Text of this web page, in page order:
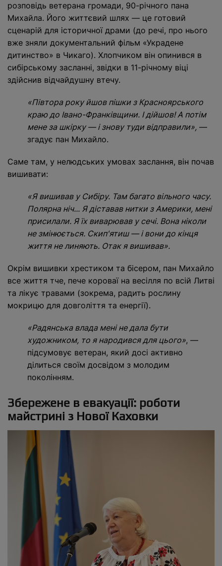
розповідь ветерана громади, 90-річного пана
Михайла. Його життєвий шлях — це готовий
сценарій для історичної драми (до речі, про нього
вже зняли документальний фільм «Украдене
дитинство» в Чикаго). Хлопчиком він опинився в
сибірському засланні, звідки в 11-річному віці
здійснив відчайдушну втечу.
«Півтора року йшов пішки з Красноярського
краю до Івано-Франківщини. І дійшов! А потім
мене за шкірку — і знову туди відправили», —
згадує пан Михайло.
Саме там, у нелюдських умовах заслання, він почав
вишивати:
«Я вишивав у Сибіру. Там багато вільного часу.
Полярна ніч... Я діставав нитки з Америки, мені
присилали. Я їх виварював у сечі. Вона ніколи
не змінюється. Скип'ятиш — і вони до кінця
життя не линяють. Отак я вишивав».
Окрім вишивки хрестиком та бісером, пан Михайло
все життя тче, пече короваї на весілля по всій Литві
та лікує травами (зокрема, радить рослину
мокрицю для довголіття та енергії).
«Радянська влада мені не дала бути
художником, то я народився для цього», —
підсумовує ветеран, який досі активно
ділиться своїм досвідом з молодим
поколінням.
Збережене в евакуації: роботи
майстрині з Нової Каховки